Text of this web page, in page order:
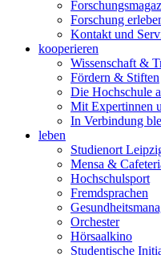
Forschung
Kontakt und
kooperieren
Wissenschaft &
Fördern & Stiften
Die Hochschule
Mit Expertinnen
In Verbindung
leben
Studienort
Mensa &
Hochschulsport
Fremdsprachen
Orchester
Hörsaalkino
Studentische